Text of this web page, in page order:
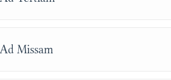
Ad Missam